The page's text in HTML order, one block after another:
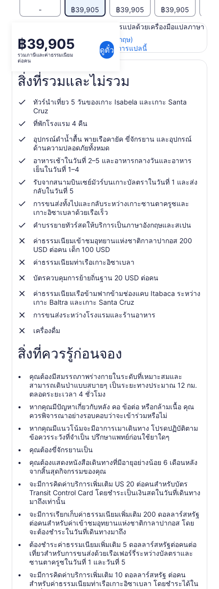
- ฿39,905 ฿39,905 ฿39,905
ราคา
อยู่
฿39,905
ต่อ
คน
฿39,905
รวมภาษีและค่าธรรมเนียม
ต่อคน
ดูตั๋ว
เนื้อหาในหน้านี้อาจได้รับการแปลด้วยเครื่องมือแปลภาษา
ดูข้อความต้นฉบับ (ภาษาอังกฤษ)
ให้คะแนนและความคิดเห็นการแปลนี้
สิ่งที่รวมและไม่รวม
ทัวร์นำเที่ยว 5 วันของเกาะ Isabela และเกาะ Santa
Cruz
ที่พักโรงแรม 4 คืน
อุปกรณ์ดำน้ำตื้น พายเรือคายัค ขี่จักรยาน และอุปกรณ์
ด้านความปลอดภัยทั้งหมด
อาหารเช้าในวันที่ 2–5 และอาหารกลางวันและอาหาร
เย็นในวันที่ 1–4
รับจากสนามบินเซย์มัวร์บนเกาะบัลตราในวันที่ 1 และส่ง
กลับในวันที่ 5
การขนส่งทั้งไปและกลับระหว่างเกาะซานตาครูซและ
เกาะอิซาเบลาด้วยเรือเร็ว
คำบรรยายทัวร์สดให้บริการเป็นภาษาอังกฤษและสเปน
ค่าธรรมเนียมเข้าชมอุทยานแห่งชาติกาลาปากอส 200
USD ต่อคน เด็ก 100 USD
ค่าธรรมเนียมท่าเรือเกาะอิซาเบลา
บัตรควบคุมการย้ายถิ่นฐาน 20 USD ต่อคน
ค่าธรรมเนียมเรือข้ามฟากข้ามช่องแคบ Itabaca ระหว่าง
เกาะ Baltra และเกาะ Santa Cruz
การขนส่งระหว่างโรงแรมและร้านอาหาร
เครื่องดื่ม
สิ่งที่ควรรู้ก่อนจอง
คุณต้องมีสมรรถภาพร่างกายในระดับที่เหมาะสมและ
สามารถเดินป่าแบบสบายๆ เป็นระยะทางประมาณ 12 กม.
ตลอดระยะเวลา 4 ชั่วโมง
หากคุณมีปัญหาเกี่ยวกับหลัง คอ ข้อต่อ หรือกล้ามเนื้อ คุณ
ควรพิจารณาอย่างรอบคอบว่าจะเข้าร่วมหรือไม่
หากคุณมีแนวโน้มจะมีอาการเมาเดินทาง โปรดปฏิบัติตาม
ข้อควรระวังที่จำเป็น ปรึกษาแพทย์ก่อนใช้ยาใดๆ
คุณต้องขี่จักรยานเป็น
คุณต้องแสดงหนังสือเดินทางที่มีอายุอย่างน้อย 6 เดือนหลัง
จากสิ้นสุดกิจกรรมของคุณ
จะมีการคิดค่าบริการเพิ่มเติม US 20 ต่อคนสำหรับบัตร
Transit Control Card โดยชำระเป็นเงินสดในวันที่เดินทาง
มาถึงเท่านั้น
จะมีการเรียกเก็บค่าธรรมเนียมเพิ่มเติม 200 ดอลลาร์สหรัฐ
ต่อคนสำหรับค่าเข้าชมอุทยานแห่งชาติกาลาปากอส โดย
จะต้องชำระในวันที่เดินทางมาถึง
ต้องชำระค่าธรรมเนียมเพิ่มเติม 5 ดอลลาร์สหรัฐต่อคนต่อ
เที่ยวสำหรับการขนส่งด้วยเรือเฟอร์รี่ระหว่างบัลตราและ
ซานตาครูซในวันที่ 1 และวันที่ 5
จะมีการคิดค่าบริการเพิ่มเติม 10 ดอลลาร์สหรัฐ ต่อคน
สำหรับค่าธรรมเนียมท่าเรือเกาะอิซาเบลา โดยชำระได้ใน